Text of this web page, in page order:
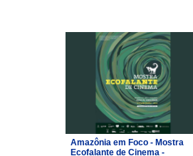
Amazônia em Foco - Mostra
Ecofalante de Cinema -